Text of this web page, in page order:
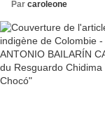
Par caroleone